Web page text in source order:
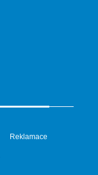
Reklamace